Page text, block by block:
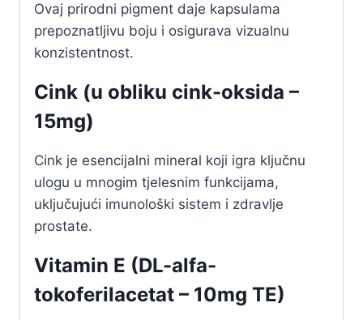
Ovaj prirodni pigment daje kapsulama
prepoznatljivu boju i osigurava vizualnu
konzistentnost.
Cink (u obliku cink-oksida –
15mg)
Cink je esencijalni mineral koji igra ključnu
ulogu u mnogim tjelesnim funkcijama,
uključujući imunološki sistem i zdravlje
prostate.
Vitamin E (DL-alfa-
tokoferilacetat – 10mg TE)